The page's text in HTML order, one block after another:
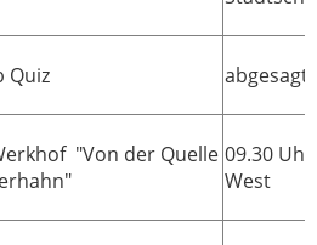
Quiz abgesagt
"Von der Quelle 09.30
West